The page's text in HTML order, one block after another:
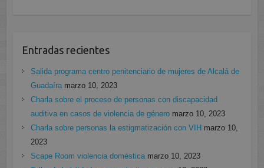
Entradas recientes
Salida programa centro penitenciario de mujeres de Alcalá de
Guadaíra marzo 10, 2023
Charla sobre el proceso de personas con discapacidad
auditiva en casos de violencia de género marzo 10, 2023
Charla sobre personas la estigmatización con VIH marzo 10,
2023
Scape Room violencia doméstica marzo 10, 2023